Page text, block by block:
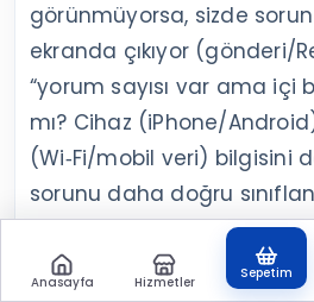
görünmüyorsa, sizde
ekranda çıkıyor (gönderi/
“yorum sayısı var ama içi
mı? Cihaz (iPhone/
(Wi‑Fi/mobil veri) bilgisini
sorunu daha doğru
Anasayfa Hizmetler
Sepetim